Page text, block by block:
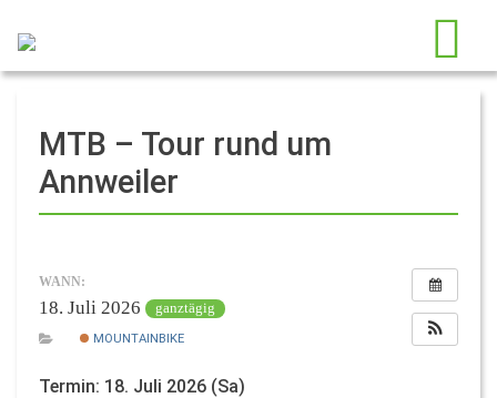
MTB – Tour rund um
Annweiler
WANN:
18. Juli 2026 ganztägig
MOUNTAINBIKE
Termin: 18. Juli 2026 (Sa)